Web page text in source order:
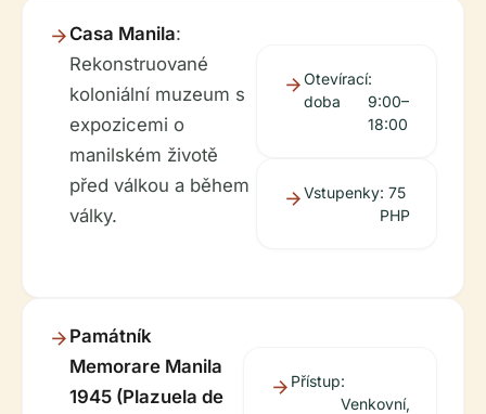
Casa Manila:
Rekonstruované
koloniální muzeum s
expozicemi o
manilském životě
před válkou a během
války.
Otevírací
doba
:
9:00–
18:00
Vstupenky: 75
PHP
Památník
Memorare Manila
1945 (Plazuela de
Přístup:
Venkovní,